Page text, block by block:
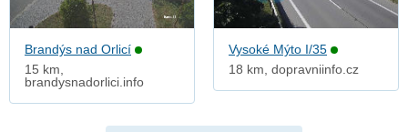
Brandýs nad Orlicí
15 km,
brandysnadorlici.info
Vysoké Mýto I/35
18 km, dopravniinfo.cz